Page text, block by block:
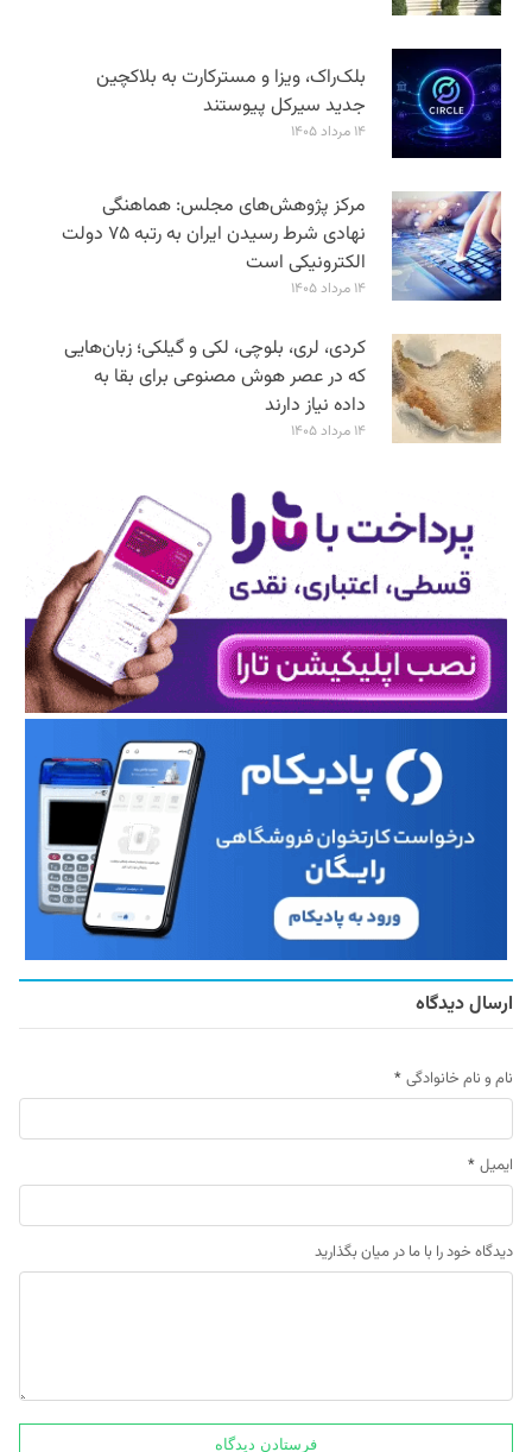
بلک‌راک، ویزا و مسترکارت به بلاکچین
جدید سیرکل پیوستند
۱۴ مرداد ۱۴۰۵
مرکز پژوهش‌های مجلس: هماهنگی
نهادی شرط رسیدن ایران به رتبه ۷۵ دولت
الکترونیکی است
۱۴ مرداد ۱۴۰۵
کردی، لری، بلوچی، لکی و گیلکی؛ زبان‌هایی
که در عصر هوش مصنوعی برای بقا به
داده نیاز دارند
۱۴ مرداد ۱۴۰۵
ارسال دیدگاه
نام و نام خانوادگی *
ایمیل *
دیدگاه خود را با ما در میان بگذارید